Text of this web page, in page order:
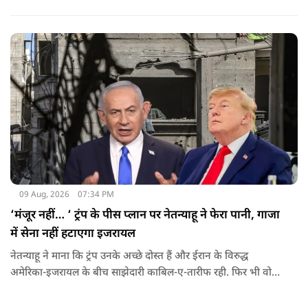
पारदर्शिता, जवाबदेही और देश की सुरक्षा से जुड़े पहलू इस कानून के केंद्र
में हैं.
09 Aug, 2026 07:34 PM
‘मंजूर नहीं… ‘ ट्रंप के पीस प्लान पर नेतन्याहू ने फेरा पानी, गाजा
में सेना नहीं हटाएगा इजरायल
नेतन्याहू ने माना कि ट्रंप उनके अच्छे दोस्त हैं और ईरान के विरुद्ध
अमेरिका-इजरायल के बीच साझेदारी काबिल-ए-तारीफ रही. फिर भी वो